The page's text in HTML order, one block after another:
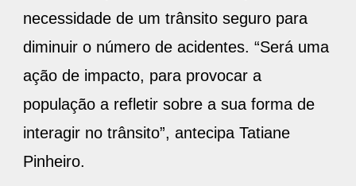
necessidade de um trânsito seguro para
diminuir o número de acidentes. “Será uma
ação de impacto, para provocar a
população a refletir sobre a sua forma de
interagir no trânsito”, antecipa Tatiane
Pinheiro.